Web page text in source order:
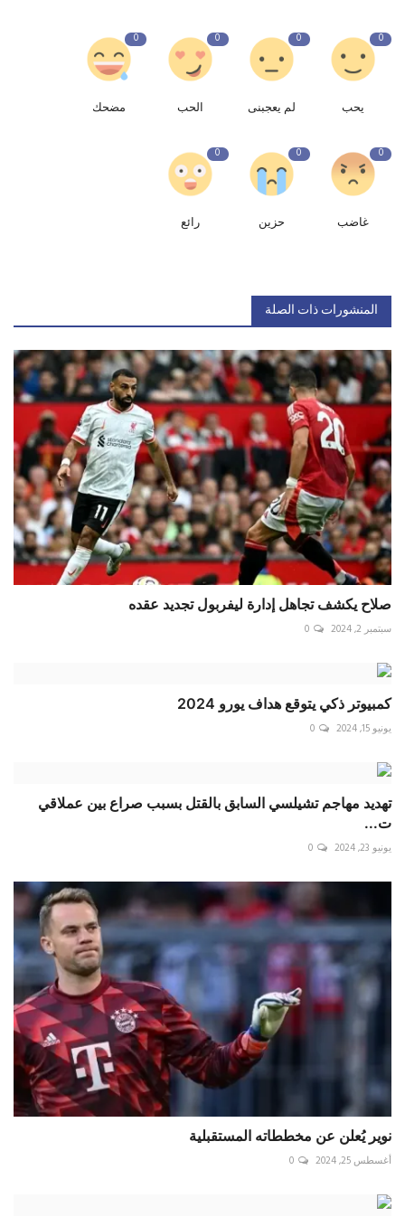
0
يحب
0
لم يعجبنى
0
الحب
0
مضحك
0
غاضب
0
حزين
0
رائع
المنشورات ذات الصلة
صلاح يكشف تجاهل إدارة ليفربول تجديد عقده
سبتمبر 2, 2024 0
كمبيوتر ذكي يتوقع هداف يورو 2024
يونيو 15, 2024 0
تهديد مهاجم تشيلسي السابق بالقتل بسبب صراع بين عملاقي
ت...
يونيو 23, 2024 0
نوير يُعلن عن مخططاته المستقبلية
أغسطس 25, 2024 0